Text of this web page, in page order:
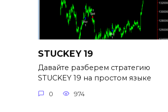
STUCKEY 19
Давайте разберем стратегию
STUCKEY 19 на простом языке
0 974